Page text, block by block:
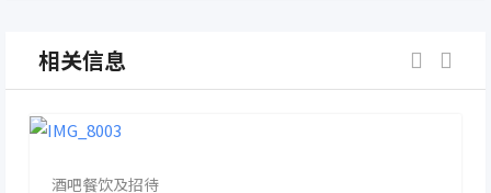
相关信息
酒吧餐饮及招待